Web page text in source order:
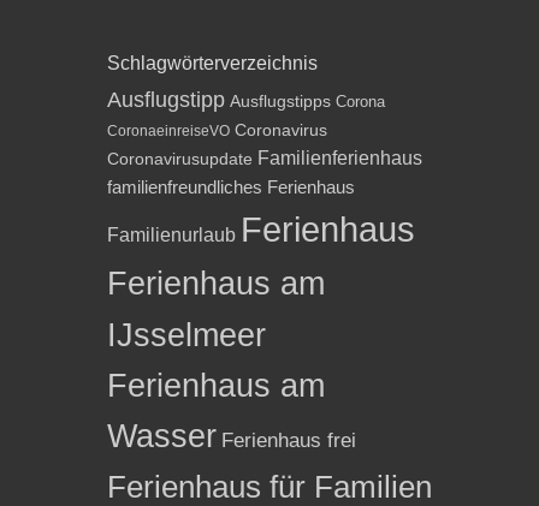
Schlagwörterverzeichnis
Ausflugstipp Ausflugstipps Corona
CoronaeinreiseVO Coronavirus
Coronavirusupdate Familienferienhaus
familienfreundliches Ferienhaus
Familienurlaub Ferienhaus
Ferienhaus am
IJsselmeer
Ferienhaus am
Wasser Ferienhaus frei
Ferienhaus für Familien